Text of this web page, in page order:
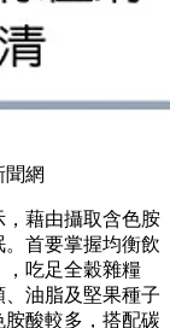
聞網
，藉由攝取含色胺
首要掌握均衡飲
吃足全穀雜糧
油脂及堅果種子
酸較多，搭配碳